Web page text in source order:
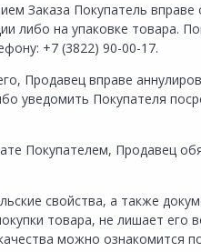
Заказа Покупатель вправе
либо на упаковке товара.
+7 (3822) 90-00-17.
Продавец вправе
уведомить Покупателя
Покупателем, Продавец
свойства, а также
товара, не лишает его
можно ознакомится